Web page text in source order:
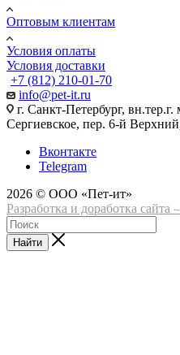
Оптовым клиентам
Условия оплаты
Условия доставки
+7 (812) 210-01-70
info@pet-it.ru
г. Санкт-Петербург,
Сергиевское, пер. 6-й
Вконтакте
Telegram
2026 © ООО «Пет-ит»
Разработка и доработка сайта
Найти